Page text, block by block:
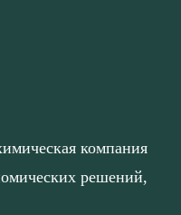
компания
решений,